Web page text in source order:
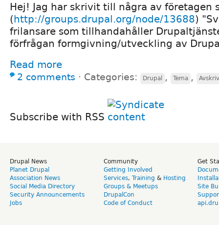
Hej! Jag har skrivit till några av företagen
(http://groups.drupal.org/node/13688)
frilansare som tillhandahåller
förfrågan formgivning/utveckling av
Read more
2 comments ⋅ Categories: Drupal , Tema ,
Subscribe with RSS
Drupal News
Planet Drupal
Association News
Social Media Directory
Security Announcements
Jobs
Community
Getting Involved
Services, Training & Hosting
Groups & Meetups
DrupalCon
Code of Conduct
Get
Site